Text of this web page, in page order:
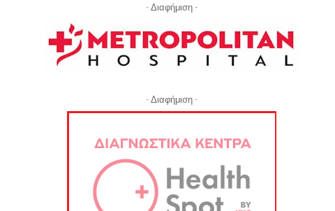
- Διαφήμιση -
- Διαφήμιση -